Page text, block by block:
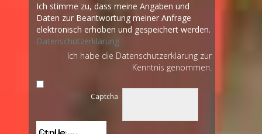
Ich stimme zu, dass meine Angaben und
Daten zur Beantwortung meiner Anfrage
elektronisch erhoben und gespeichert werden.
Datenschutzerklärung
Ich habe die Datenschutzerklärung zur
Kenntnis genommen.
Captcha